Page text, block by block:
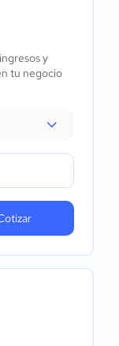
y
tu negocio